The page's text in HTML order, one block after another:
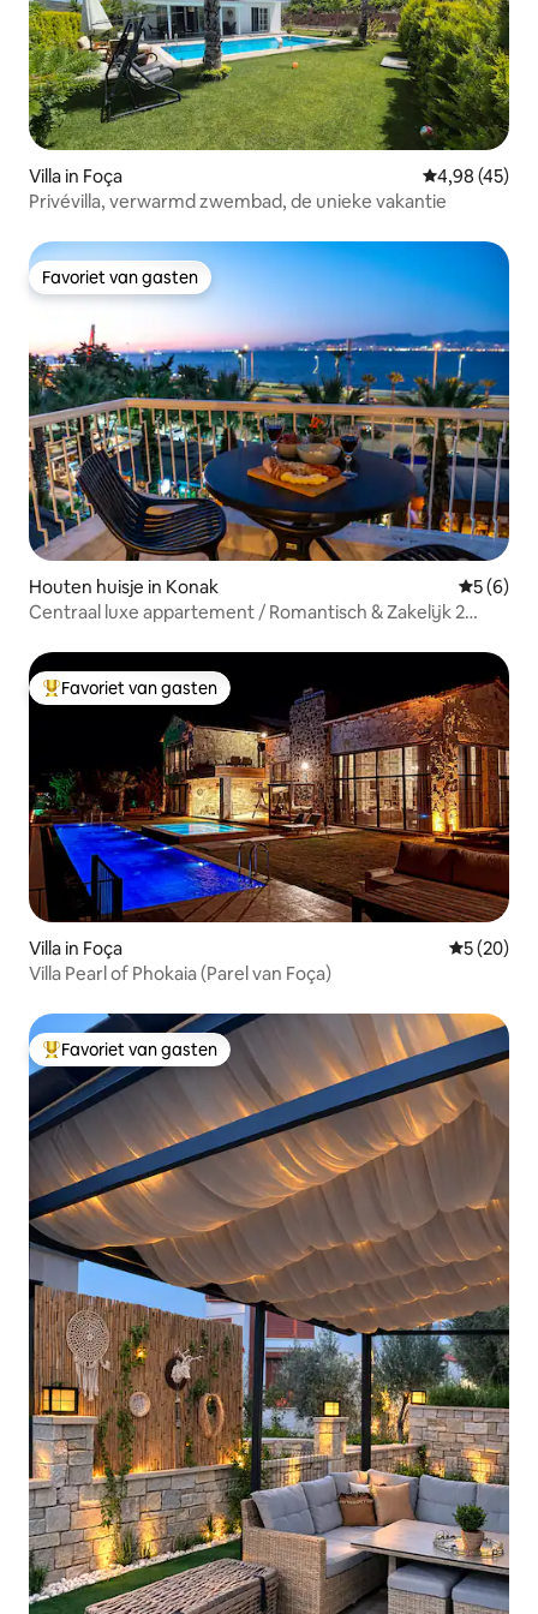
Villa in Foça Gemiddelde
4,98 (45)
Privévilla, verwarmd zwembad, de unieke vakantie
Favoriet van gasten
Favoriet van gasten
Houten huisje in Konak
5 (6)
Centraal luxe appartement / Romantisch & Zakelijk 2
Topfavoriet van gasten
Favoriet van gasten
Villa in Foça
5 (20)
Villa Pearl of Phokaia (Parel van Foça)
Topfavoriet van gasten
Favoriet van gasten